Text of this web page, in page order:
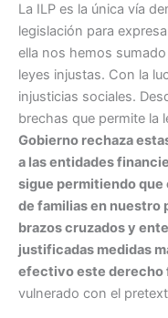
La ILP es la única vía
legislación para
ella nos hemos
leyes injustas. Con la
injusticias sociales.
brechas que permite la
Gobierno rechaza
a las entidades
sigue permitiendo que
de familias en nuestro
brazos cruzados y
justificadas medidas
efectivo este derecho
vulnerado con el